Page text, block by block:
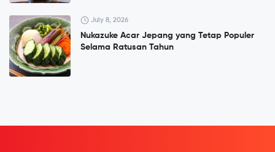
July 8, 2026
Nukazuke Acar Jepang yang Tetap Populer
Selama Ratusan Tahun